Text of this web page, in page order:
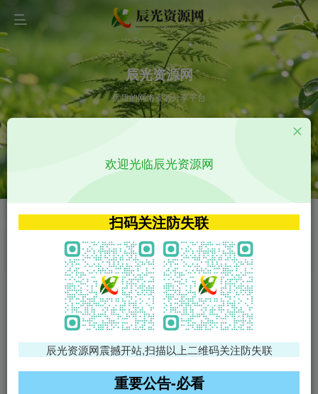
辰光资源网
优质的网络资源分享平台
VIP特权介绍 APP源码
VIP特权介绍
火
VIP特权介绍
影视源码
影视源码
免费领支付宝红包
腾讯轻量4核4G3M服务器38元/
欢迎光临辰光资源网
扫码关注防失联
辰光资源网震撼开站,扫描以上二维码关注防失联
重要公告-必看